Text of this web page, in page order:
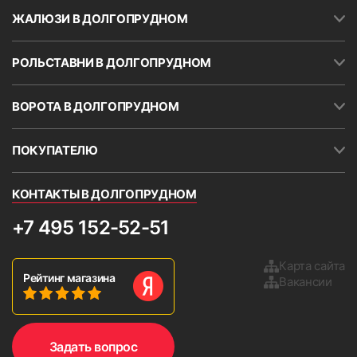
значение. Кассету и направляющие можно
устанавливать на скотч (поставляется в
комплекте с жалюзи). Скотч также наклеен на
короб шириной около 30 мм. в верхней части
кассеты.
непрямоугольные.
Важное условие.
откос расположен очень
сокращать угол открытия
створки. Кроме того, возможно
повреждение рулонных
жалюзи при сильном
открывании створки.
9. Установить боковые крышки и проверьте работу
изделия, опустив и подняв ткань 2-3 раза.
ЖАЛЮЗИ В ДОЛГОПРУДНОМ
РОЛЬСТАВНИ В ДОЛГОПРУДНОМ
ВОРОТА В ДОЛГОПРУДНОМ
ПОКУПАТЕЛЮ
КОНТАКТЫ В ДОЛГОПРУДНОМ
+7 495 152-52-51
Рейтинг магазина
Карта сайта
Вакансии
Задать вопрос